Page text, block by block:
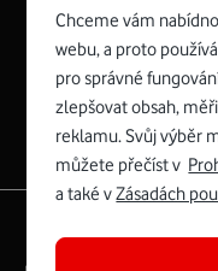
Zyxel VMG8623-
Rozměry modemu
a nabízí 4 gigabitové
Fi ve verzích 802.11
Mb/s.
Spojte
Chceme vám
webu, a proto
pro správné
zlepšovat obsah,
reklamu. Svůj výběr
můžete přečíst v
a také vZásadách